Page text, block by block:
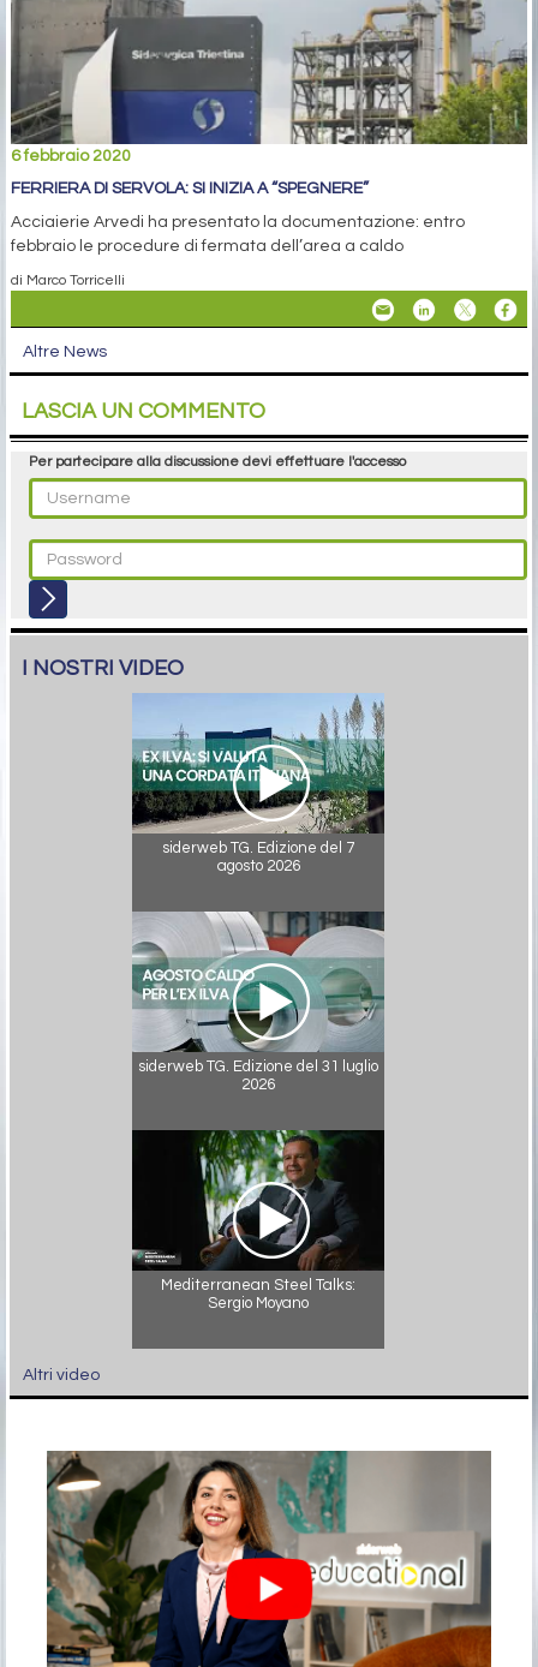
6 febbraio 2020
FERRIERA DI SERVOLA: SI INIZIA A “SPEGNERE”
Acciaierie Arvedi ha presentato la documentazione: entro
febbraio le procedure di fermata dell’area a caldo
di Marco Torricelli
Altre News
LASCIA UN COMMENTO
Per partecipare alla discussione devi effettuare l'accesso
I NOSTRI VIDEO
siderweb TG. Edizione del 7
agosto 2026
siderweb TG. Edizione del 31 luglio
2026
Mediterranean Steel Talks:
Sergio Moyano
Altri video